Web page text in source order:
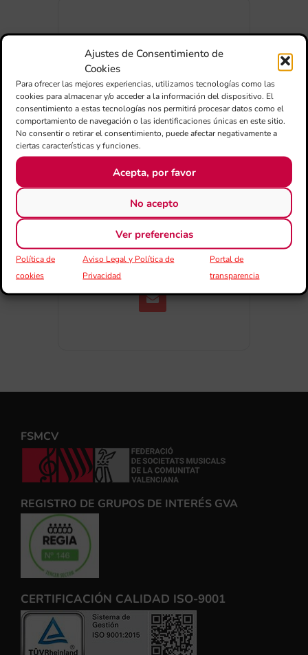
Ajustes de Consentimiento de
Cookies
Para ofrecer las mejores experiencias, utilizamos tecnologías como las
cookies para almacenar y/o acceder a la información del dispositivo. El
consentimiento a estas tecnologías nos permitirá procesar datos como el
comportamiento de navegación o las identificaciones únicas en este sitio.
No consentir o retirar el consentimiento, puede afectar negativamente a
ciertas características y funciones.
Acepta, por favor
No acepto
Ver preferencias
Política de
cookies
Aviso Legal y Política de
Privacidad
Portal de
transparencia
+ Añadir a Google Calendar
+ exportación iCal / Outlook
COMPARTIR ESTE EVENTO
FSMCV
REGISTRO DE GRUPOS DE INTERÉS GVA
CERTIFICACIÓN CALIDAD ISO-9001